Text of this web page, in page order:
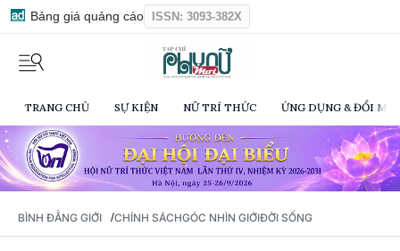
Bảng giá quảng cáo ISSN: 3093-382X
TRANG CHỦ SỰ KIỆN NỮ TRÍ THỨC ỨNG DỤNG & ĐỔI
BÌNH ĐẲNG GIỚI /CHÍNH SÁCHGÓC NHÌN GIỚIĐỜI SỐNG